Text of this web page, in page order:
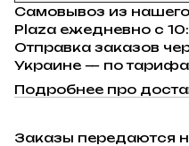
Самовывоз из
Plaza ежедневно с
Отправка заказов
Украине — по
Подробнее про
Заказы передаются